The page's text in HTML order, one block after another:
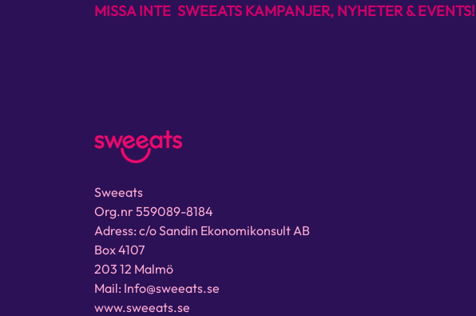
MISSA INTE SWEEATS KAMPANJER, NYHETER & EVENTS!
Sweeats
Org.nr 559089-8184
Adress: c/o Sandin Ekonomikonsult AB
Box 4107
203 12 Malmö
Mail: Info@sweeats.se
www.sweeats.se